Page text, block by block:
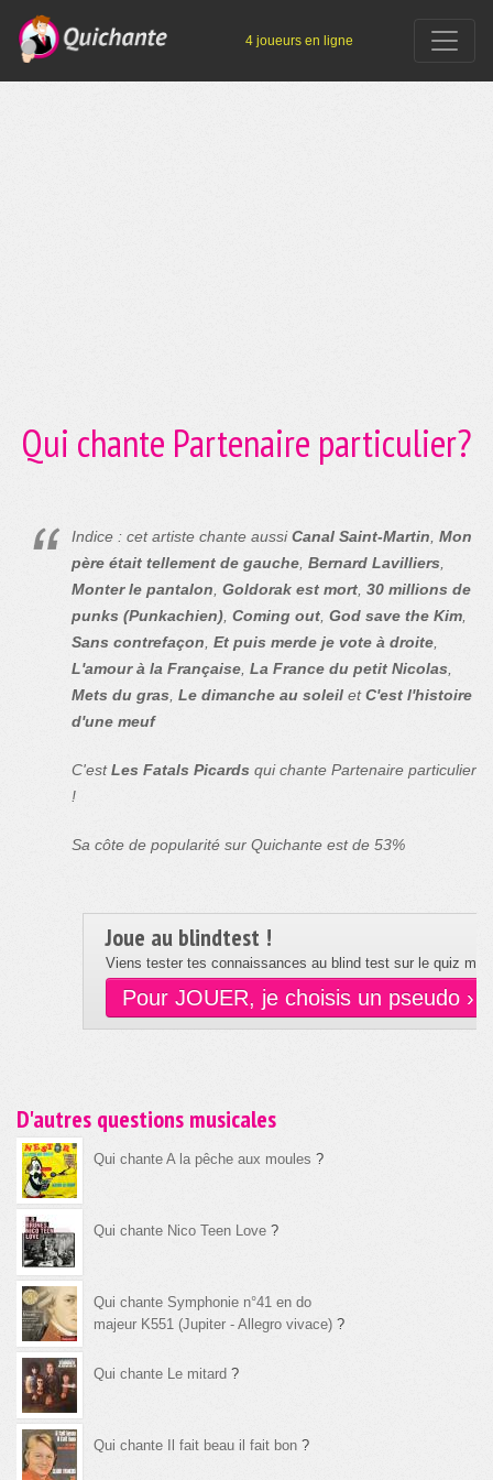
4 joueurs en ligne
Qui chante Partenaire particulier?
Indice : cet artiste chante aussiCanal Saint-Martin Mon
père était tellement de gauche Bernard Lavilliers
Monter le pantalon Goldorak est mort 30 millions de
punks (Punkachien) Coming out God save the Kim
Sans contrefaçon Et puis merde je vote à droite
L'amour à la Française La France du petit Nicolas
Mets du gras Le dimanche au soleil etC'est l'histoire
d'une meuf
C'estLes Fatals Picards qui chante Partenaire particulier
!
Sa côte de popularité sur Quichante est de 53%
Joue au blindtest !
Viens tester tes connaissances au blind test sur le quiz
Pour JOUER, je choisis un pseudo ›
D'autres questions musicales
Qui chante A la pêche aux moules ?
Qui chante Nico Teen Love ?
Qui chante Symphonie n°41 en do
majeur K551 (Jupiter - Allegro vivace) ?
Qui chante Le mitard ?
Qui chante Il fait beau il fait bon ?